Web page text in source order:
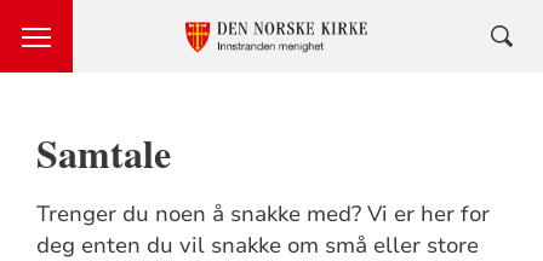
Samtale
Trenger du noen å snakke med? Vi er her for
deg enten du vil snakke om små eller store